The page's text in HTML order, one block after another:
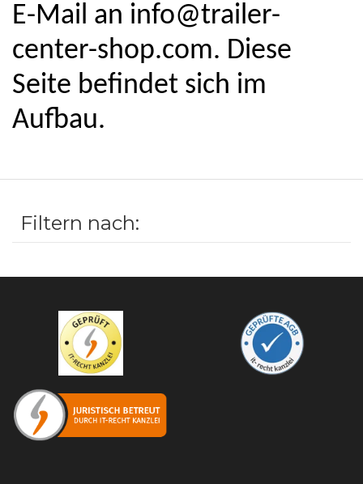
E-Mail an info@trailer-
center-shop.com. Diese
Seite befindet sich im
Aufbau.
Filtern nach: